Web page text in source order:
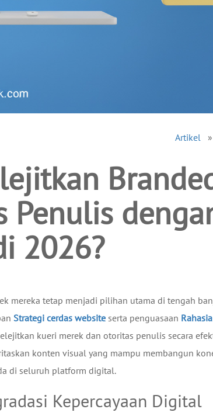
Artikel »
Penulis
2026?
mereka tetap menjadi pilihan utama di tengah
Strategi cerdas website serta penguasaan Rahasia
kueri merek dan otoritas penulis secara
konten visual yang mampu membangun
di seluruh platform digital.
Kepercayaan Digital